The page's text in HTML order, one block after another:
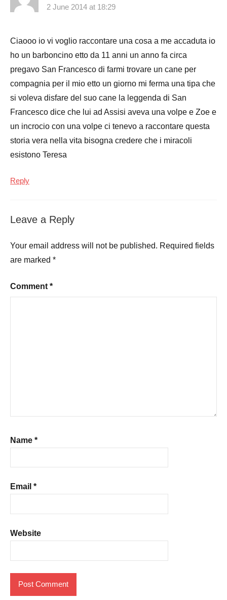
2 June 2014 at 18:29
Ciaooo io vi voglio raccontare una cosa a me accaduta io
ho un barboncino etto da 11 anni un anno fa circa
pregavo San Francesco di farmi trovare un cane per
compagnia per il mio etto un giorno mi ferma una tipa che
si voleva disfare del suo cane la leggenda di San
Francesco dice che lui ad Assisi aveva una volpe e Zoe e
un incrocio con una volpe ci tenevo a raccontare questa
storia vera nella vita bisogna credere che i miracoli
esistono Teresa
Reply
Leave a Reply
Your email address will not be published. Required fields
are marked *
Comment *
Name *
Email *
Website